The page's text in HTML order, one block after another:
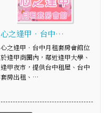
心之逢甲‧台中…
心之逢甲‧台中月租套房會館位
於逢甲商圈內，鄰近逢甲大學、
逢甲夜市，提供台中租屋、台中
套房出租、…